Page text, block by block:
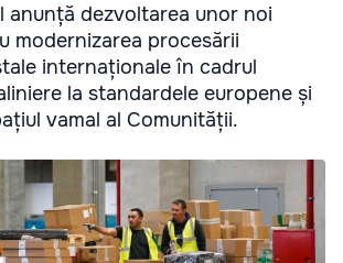
anunță dezvoltarea unor noi
modernizarea procesării
internaționale în cadrul
la standardele europene și
vamal al Comunității.